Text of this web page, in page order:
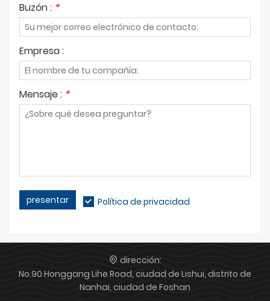
Buzón : *
Empresa :
Mensaje : *
presentar Política de privacidad
dirección:
No.90 Honggang Lihe Road, ciudad de Lishui, distrito de
Nanhai, ciudad de Foshan